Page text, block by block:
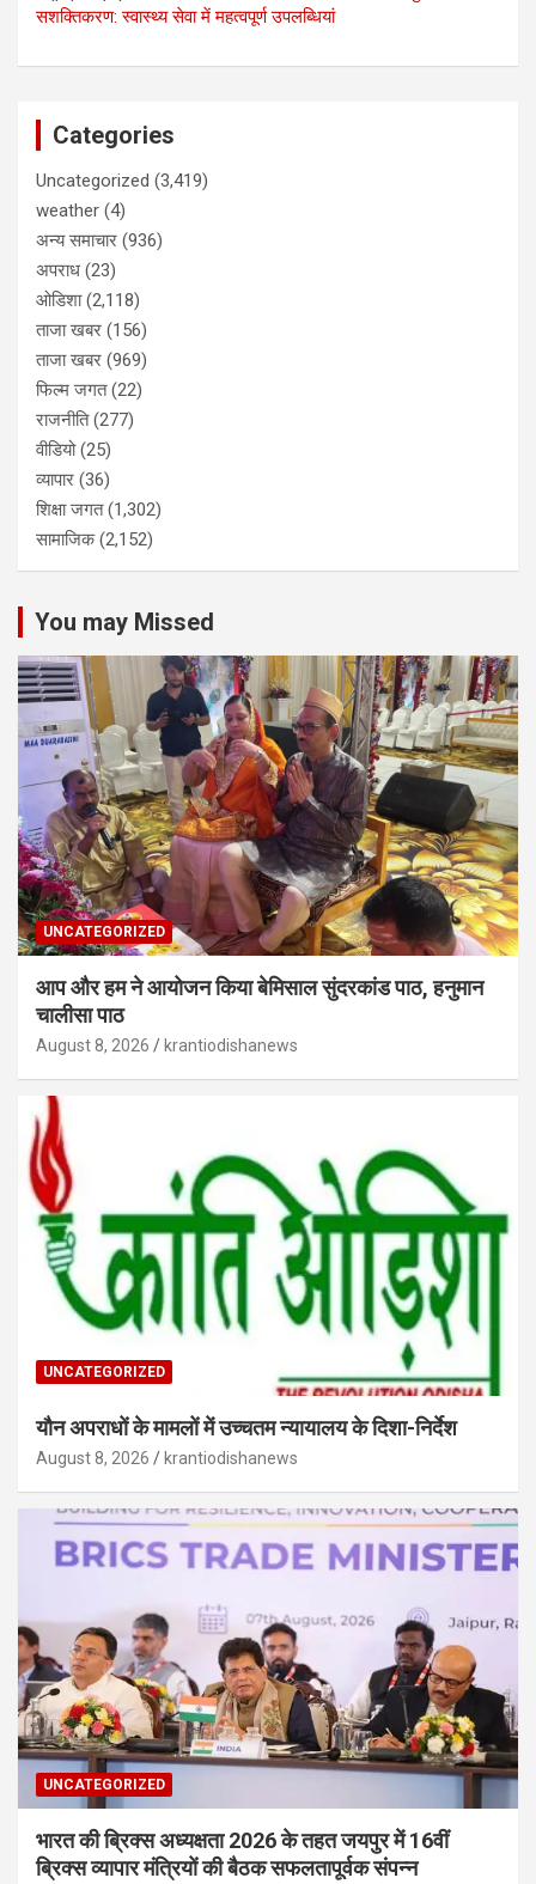
सशक्तिकरण: स्वास्थ्य सेवा में महत्वपूर्ण उपलब्धियां
Categories
Uncategorized (3,419)
weather (4)
अन्य समाचार (936)
अपराध (23)
ओडिशा(2,118)
ताजा खबर (156)
ताजा खबर (969)
फिल्म जगत(22)
राजनीति(277)
वीडियो(25)
व्यापार (36)
शिक्षा जगत(1,302)
सामाजिक(2,152)
You may Missed
UNCATEGORIZED
आप और हम ने आयोजन किया बेमिसाल सुंदरकांड पाठ, हनुमान
चालीसा पाठ
August 8, 2026 krantiodishanews
UNCATEGORIZED
यौन अपराधों के मामलों में उच्चतम न्यायालय के दिशा-निर्देश
August 8, 2026 krantiodishanews
UNCATEGORIZED
भारत की ब्रिक्‍स अध्यक्षता 2026 के तहत जयपुर में 16वीं
ब्रिक्‍स व्यापार मंत्रियों की बैठक सफलतापूर्वक संपन्न